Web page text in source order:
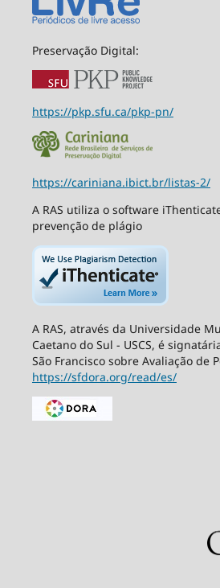
Preservação Digital:
https://pkp.sfu.ca/pkp-pn/
https://cariniana.ibict.br/listas-2/
A RAS utiliza o software
prevenção de plágio
A RAS, através da Universidade
Caetano do Sul - USCS, é
São Francisco sobre Avaliação de
https://sfdora.org/read/es/